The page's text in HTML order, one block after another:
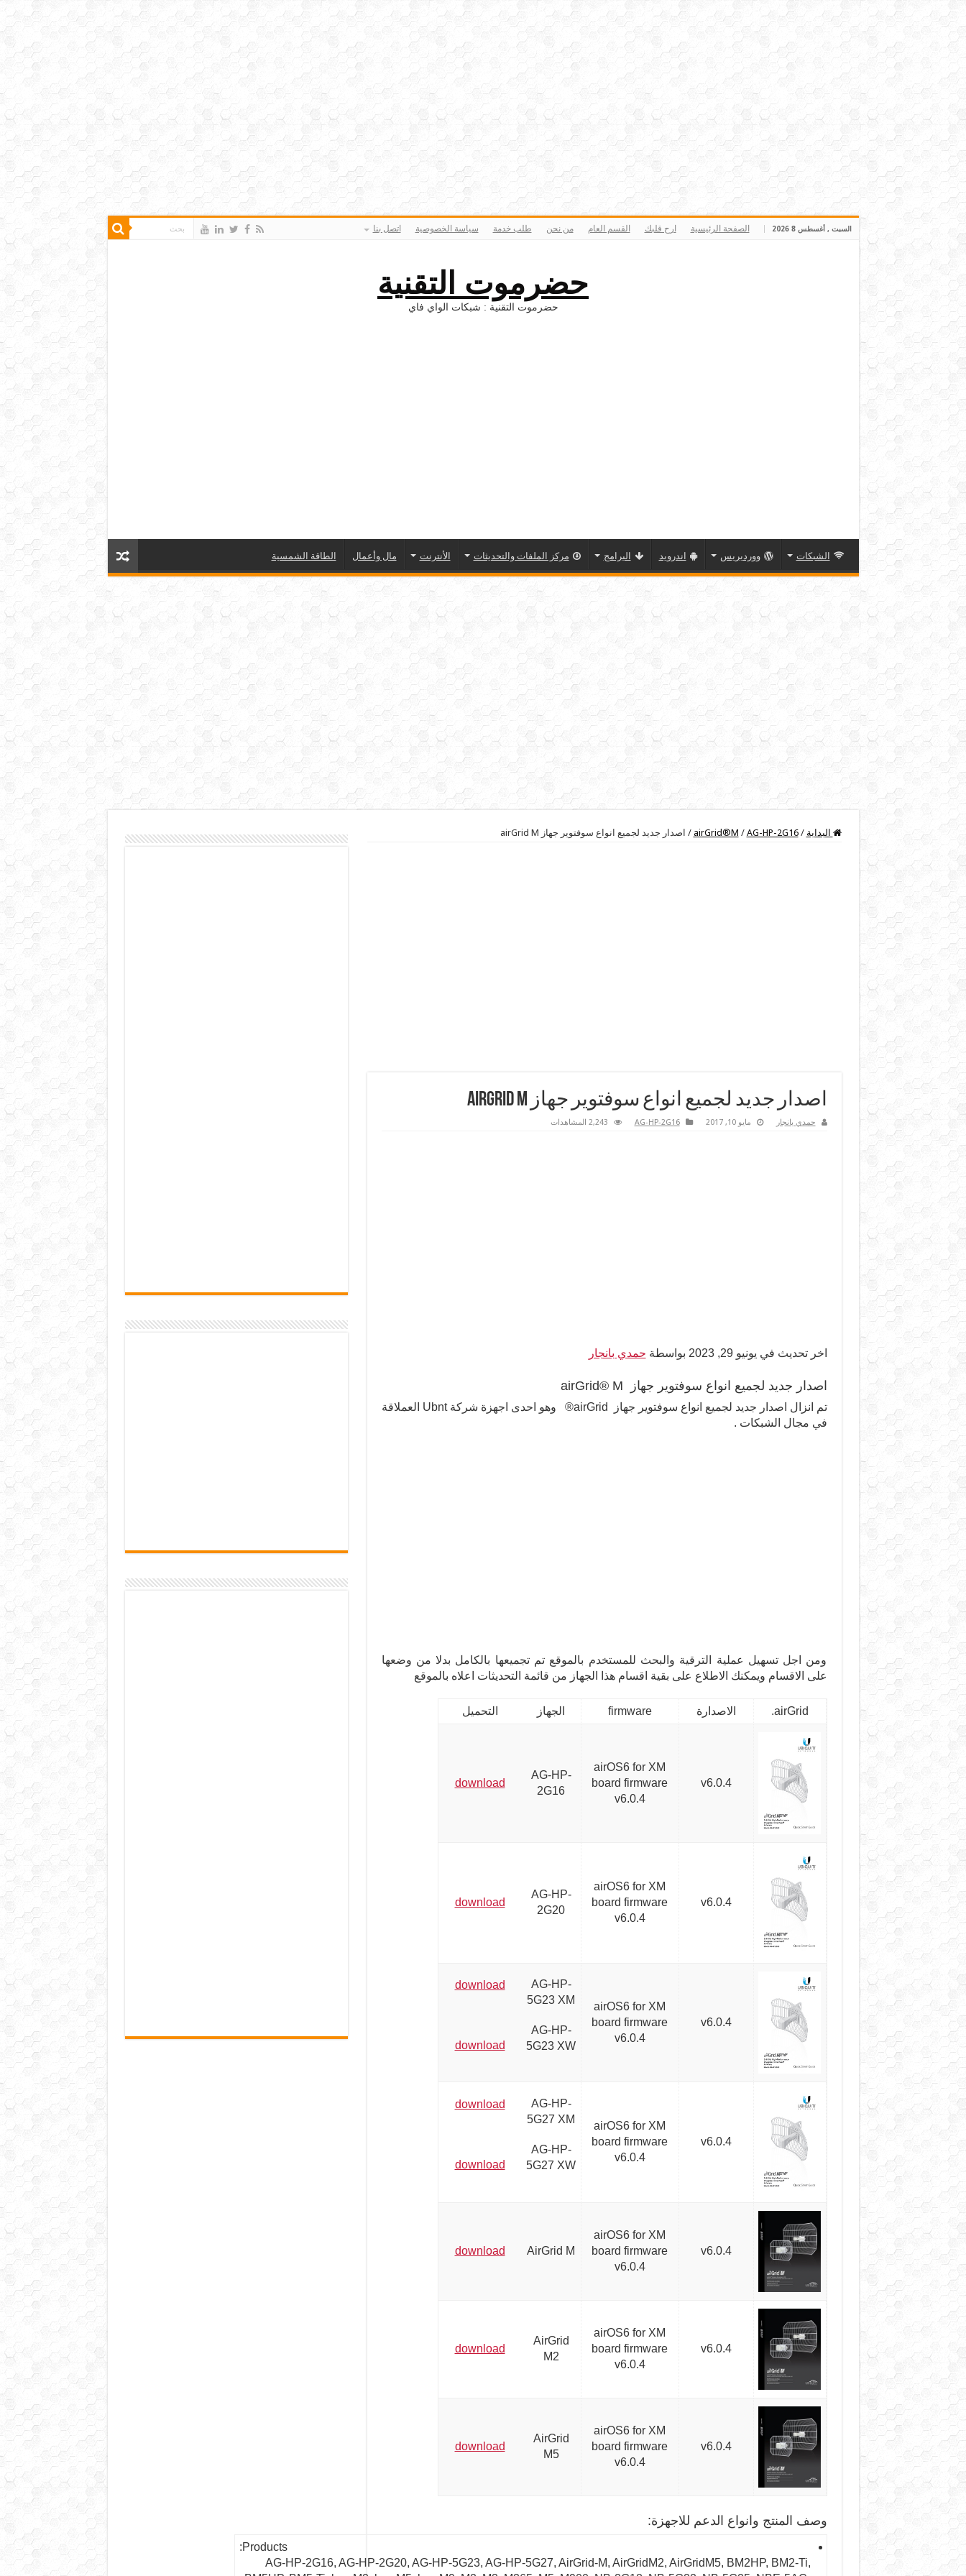
السبت , أغسطس 8 2026 الصفحة الرئيسية ارح قلبك القسم العام من نحن طلب خدمة سياسة الخصوصية اتصل بنا
حضرموت التقنية
حضرموت التقنية : شبكات الواي فاي
الشبكات ووردبريس اندرويد البرامج مركز الملفات والتحديثات الأنترنت مال وأعمال الطاقة الشمسية
البداية /
airGrid®M / AG-HP-2G16
/ اصدار جديد لجميع انواع سوفتوير جهاز airGrid M
اصدار جديد لجميع انواع سوفتوير جهاز airGrid M
حمدي بانجار مايو 10, 2017 AG-HP-2G16 2,243 المشاهدات
اخر تحديث في يونيو 29, 2023 بواسطة حمدي بانجار
اصدار جديد لجميع انواع سوفتوير جهاز airGrid® M
تم انزال اصدار جديد لجميع انواع سوفتوير جهاز airGrid® وهو احدى اجهزة شركة Ubnt العملاقة
في مجال الشبكات .
ومن اجل تسهيل عملية الترقية والبحث للمستخدم بالموقع تم تجميعها بالكامل بدلا من وضعها
على الاقسام ويمكنك الاطلاع على بقية اقسام هذا الجهاز من قائمة التحديثات اعلاه بالموقع
airGrid. الاصدارة firmware الجهاز التحميل
v6.0.4
airOS6 for XM
board firmware
v6.0.4
AG-HP-
2G16
download
v6.0.4
airOS6 for XM
board firmware
v6.0.4
AG-HP-
2G20
download
v6.0.4
airOS6 for XM
board firmware
v6.0.4
AG-HP-
5G23 XM
AG-HP-
5G23 XW
download
download
v6.0.4
airOS6 for XM
board firmware
v6.0.4
AG-HP-
5G27 XM
AG-HP-
5G27 XW
download
download
v6.0.4
airOS6 for XM
board firmware
v6.0.4
AirGrid M
download
v6.0.4
airOS6 for XM
board firmware
v6.0.4
AirGrid
M2
download
v6.0.4
airOS6 for XM
board firmware
v6.0.4
AirGrid
M5
download
وصف المنتج وانواع الدعم للاجهزة:
Products:
AG-HP-2G16, AG-HP-2G20, AG-HP-5G23, AG-HP-5G27, AirGrid-M, AirGridM2, AirGridM5, BM2HP, BM2-Ti,